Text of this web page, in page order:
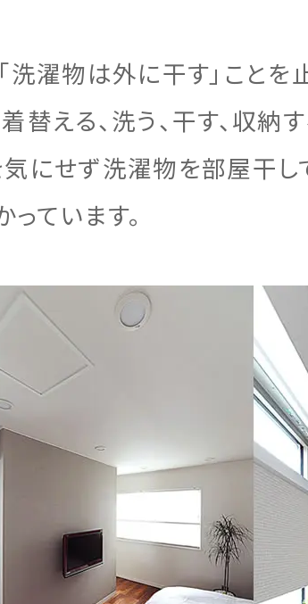
三菱地所ホームの全館空調
注文住宅の保証制度・サポート
洗濯物は外に干す」こと
替える、洗う、干す、収納
気にせず洗濯物を部屋干
ています。